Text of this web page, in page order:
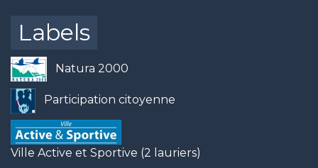
Labels
Natura 2000
Participation citoyenne
Ville Active et Sportive (2 lauriers)